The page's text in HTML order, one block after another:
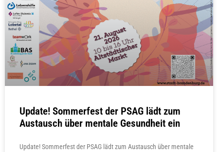
Update! Sommerfest der PSAG lädt zum
Austausch über mentale Gesundheit ein
Update! Sommerfest der PSAG lädt zum Austausch über mentale